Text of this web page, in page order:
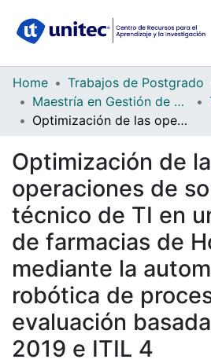
Communities
Collections
All of DSpace
Statistics
Home Trabajos de Postgrado
Maestría en Gestión de Tecnologías de la Información
Optimización de las operaciones de soporte técnico de TI en una cadena de farmacias de Honduras mediante la automatización robótica de procesos (RPA): evaluación basada en COBIT 2019 e ITIL 4
Optimización de
operaciones de
técnico de TI en
de farmacias de
mediante la
robótica de
evaluación
2019 e ITIL 4